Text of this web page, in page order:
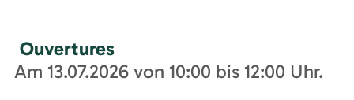
Ouvertures
Am 13.07.2026 von 10:00 bis 12:00 Uhr.